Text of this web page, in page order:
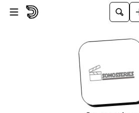
Saltar al contenido principal